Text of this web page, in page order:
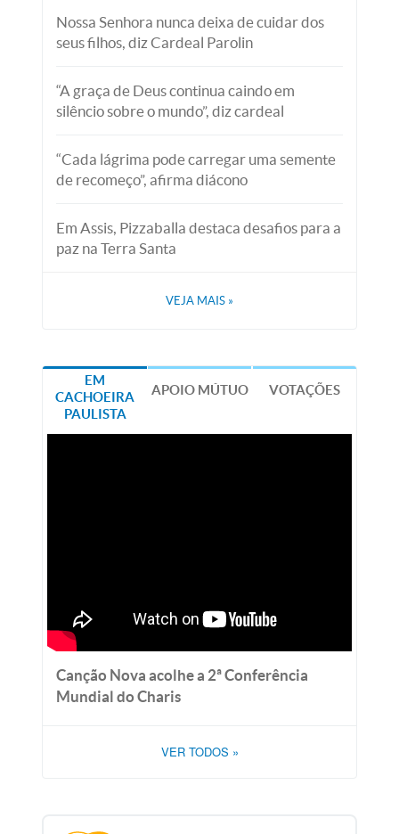
Nossa Senhora nunca deixa de cuidar dos
seus filhos, diz Cardeal Parolin
“A graça de Deus continua caindo em
silêncio sobre o mundo”, diz cardeal
“Cada lágrima pode carregar uma semente
de recomeço”, afirma diácono
Em Assis, Pizzaballa destaca desafios para a
paz na Terra Santa
VEJA MAIS »
EM
CACHOEIRA
PAULISTA
APOIO MÚTUO VOTAÇÕES
Canção Nova acolhe a 2ª Conferência
Mundial do Charis
VER TODOS »